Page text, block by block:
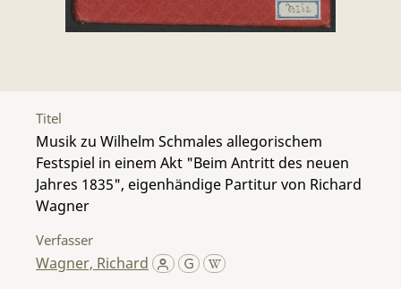
Titel
Musik zu Wilhelm Schmales allegorischem
Festspiel in einem Akt "Beim Antritt des neuen
Jahres 1835", eigenhändige Partitur von Richard
Wagner
Verfasser
Wagner, Richard